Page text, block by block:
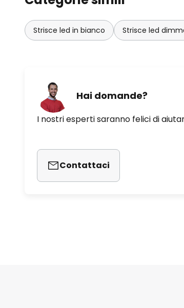
colorata dinamica (RGBIC) regolabili
orari e timer - Funzione di
- Possibilità di controllo vocale tramite
Strisce led in bianco Strisce led
Hai domande?
I nostri esperti saranno felici di
Contattaci